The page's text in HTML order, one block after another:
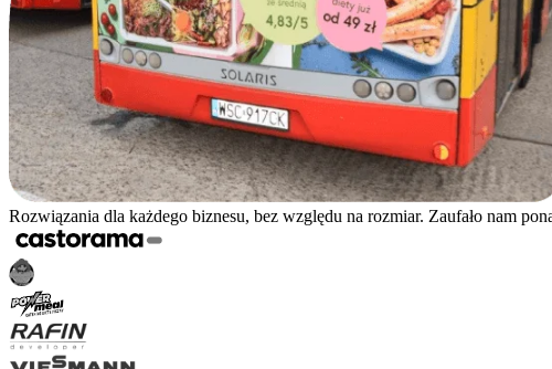
Rozwiązania dla każdego biznesu, bez względu na rozmiar. Zaufało nam